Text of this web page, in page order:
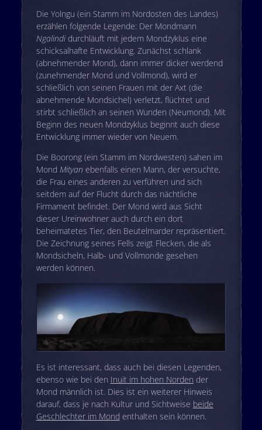
Die Yolngu (ein Stamm im Nordosten des Landes)
erzählen folgende Legende: Der Mondmann
Ngalindidurchläuft mit jedem Mondzyklus eine
schicksalhafte Entwicklung. Zunächst schlank
(abnehmender Mond), dann immer dicker werdend
(zunehmender Mond und Vollmond), wird er
schließlich von seinen Frauen mit der Axt (die
abnehmende Mondsichel) verletzt, flüchtet und
stirbt schließlich an seinen Wunden (Neumond). Mit
Beginn des neuen Mondzyklus beginnt auch diese
Entwicklung immer wieder von Neuem.
Die Boorong (ein Stamm im Nordwesten) sahen im
Mond Mityan ebenfalls einen Mann, der versuchte,
die Frau eines anderen zu verführen und sich
seitdem auf der Flucht durch das nächtliche
Firmament befindet. Der Mond wird aus Sicht
dieser Ureinwohner auch durch ein dort
beheimatetes Tier, den Beutelmarder repräsentiert.
Die Zeichnung seines Fells zeigt Flecken, die als
Mondsicheln, Halb- und Vollmonde gesehen
werden können.
Es ist interessant, dass auch bei diesen Legenden,
ebenso wie bei den Inuit im hohen Norden der
Mond männlich ist. Dies ist ein weiterer Hinweis
darauf, dass je nach Kultur und Sichtweise beide
Geschlechter im Mond enthalten sein können.